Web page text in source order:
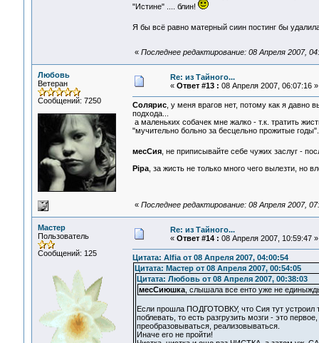
"Истине" .... блин!
Я бы всё равно матерный сиин постинг бы
« Последнее редактирование: 08 Апреля 2007,
Любовь
Ветеран
Сообщений: 7250
Re: из Тайного...
« Ответ #13 : 08 Апреля 2007, 06:07:16 »
Солярис, у меня врагов нет, потому как я давно
подхода...
а маленьких собачек мне жалко - т.к. тратить
"мучительно больно за бесцельно прожитые
месСия, не приписывайте себе чужих заслуг -
Pipa, за жисть не только много чего вылезти, но
« Последнее редактирование: 08 Апреля 2007,
Мастер
Пользователь
Сообщений: 125
Re: из Тайного...
« Ответ #14 : 08 Апреля 2007, 10:59:47 »
Цитата: Alfia от 08 Апреля 2007, 04:00:54
Цитата: Мастер от 08 Апреля 2007, 00:54:05
Цитата: Любовь от 08 Апреля 2007, 00:38:03
месСиюшка, слышала все енто уже не
Если прошла ПОДГОТОВКУ, что Сия тут устроил
поблевать, то есть разгрузить мозги - это
преобразовываться, реализовываться.
Иначе его не пройти!